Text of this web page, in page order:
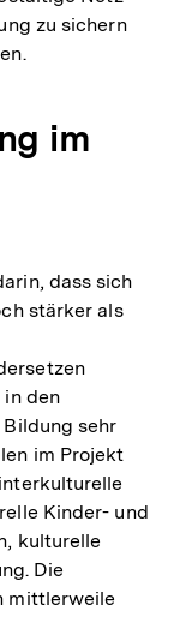
zu sichern
im
dass sich
stärker als
in den
sehr
im Projekt
Kinder- und
kulturelle
Die
mittlerweile